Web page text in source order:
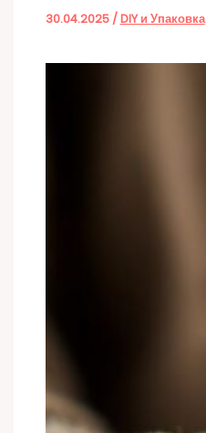
30.04.2025 /DIY и Упаковка